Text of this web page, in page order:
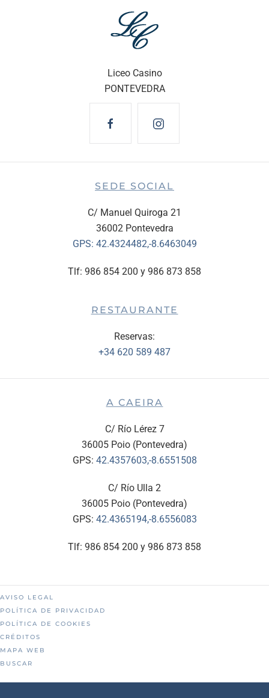
Liceo Casino
PONTEVEDRA
SEDE SOCIAL
C/ Manuel Quiroga 21
36002 Pontevedra
GPS: 42.4324482,-8.6463049
Tlf: 986 854 200 y 986 873 858
RESTAURANTE
Reservas:
+34 620 589 487
A CAEIRA
C/ Río Lérez 7
36005 Poio (Pontevedra)
GPS: 42.4357603,-8.6551508
C/ Río Ulla 2
36005 Poio (Pontevedra)
GPS: 42.4365194,-8.6556083
Tlf: 986 854 200 y 986 873 858
AVISO LEGAL
POLÍTICA DE PRIVACIDAD
POLÍTICA DE COOKIES
CRÉDITOS
MAPA WEB
BUSCAR